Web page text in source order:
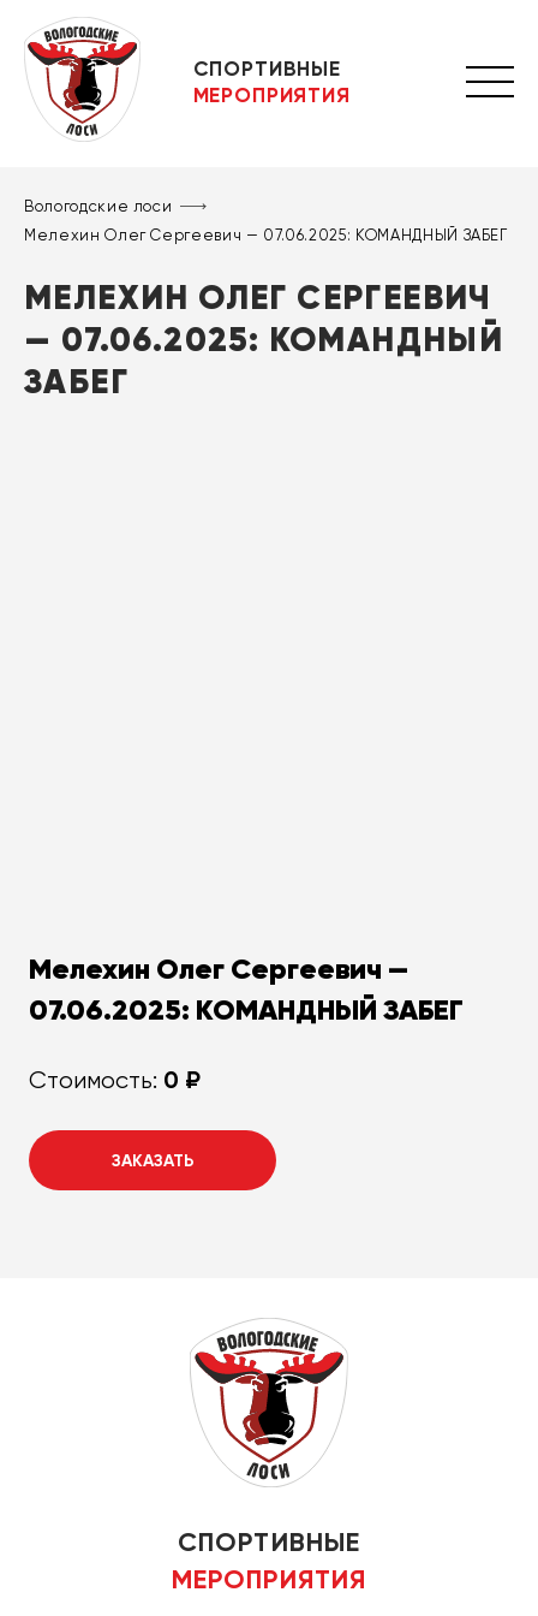
СПОРТИВНЫЕ
МЕРОПРИЯТИЯ
Вологодские лоси
Мелехин Олег Сергеевич — 07.06.2025: КОМАНДНЫЙ ЗАБЕГ
МЕЛЕХИН ОЛЕГ СЕРГЕЕВИЧ
— 07.06.2025: КОМАНДНЫЙ
ЗАБЕГ
Мелехин Олег Сергеевич —
07.06.2025: КОМАНДНЫЙ ЗАБЕГ
Стоимость: 0 ₽
ЗАКАЗАТЬ
СПОРТИВНЫЕ
МЕРОПРИЯТИЯ